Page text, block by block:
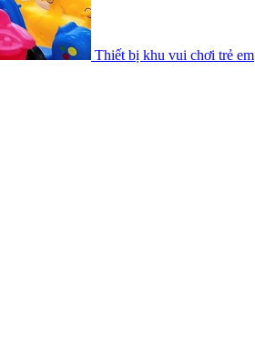
Thiết bị khu vui chơi trẻ em